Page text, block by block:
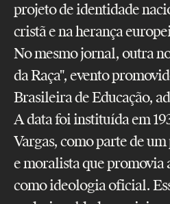
projeto de identidade
cristã e na herança
No mesmo jornal, outra
da Raça", evento
Brasileira de Educação,
A data foi instituída em
Vargas, como parte de
e moralista que promovia
como ideologia oficial.